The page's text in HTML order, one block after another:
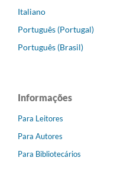
Italiano
Português (Portugal)
Português (Brasil)
Informações
Para Leitores
Para Autores
Para Bibliotecários